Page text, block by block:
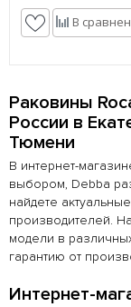
В
Раковины
России в
Тюмени
В интернет-
выбором, Debba
найдете
производителей.
модели в
гарантию от
Интернет-